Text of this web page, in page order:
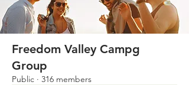
Freedom Valley Campg
Group
Public · 316 members